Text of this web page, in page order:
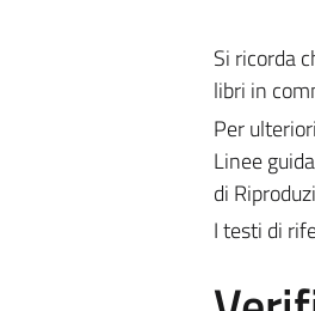
Si ricorda
libri in
Per
Linee
di
I testi di